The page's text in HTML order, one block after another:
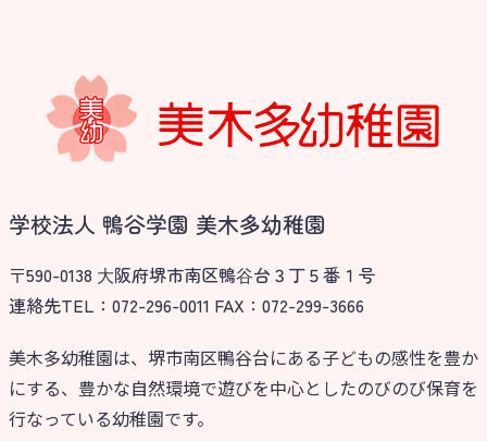
学校法人 鴨谷学園 美木多幼稚園
〒590-0138 ⼤阪府堺市南区鴨⾕台３丁５番１号
連絡先TEL：072-296-0011 FAX：072-299-3666
美木多幼稚園は、堺市南区鴨谷台にある子どもの感性を豊か
にする、豊かな自然環境で遊びを中心としたのびのび保育を
行なっている幼稚園です。
学校法⼈諏訪森学園 諏訪森幼稚
園
⼤阪府私⽴幼稚園連盟
社会福祉法人野田福祉会